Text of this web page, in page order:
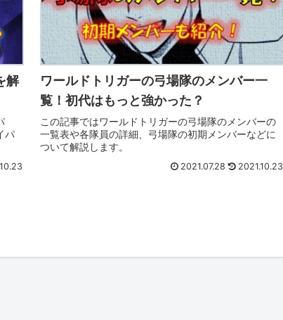
解
パ
ワールドトリガーの弓場隊のメンバー一
覧！初代はもっと強かった？
この記事ではワールドトリガーの弓場隊のメンバーの
一覧表や各隊員の詳細、弓場隊の初期メンバーなどに
ついて解説します。
2021.07.28 2021.10.23